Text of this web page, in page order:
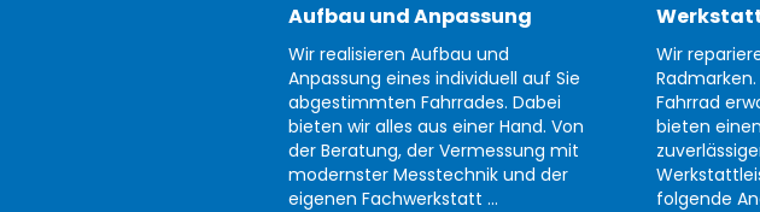
Aufbau und Anpassung
Wir realisieren Aufbau und
Anpassung eines individuell auf Sie
abgestimmten Fahrrades. Dabei
bieten wir alles aus einer Hand. Von
der Beratung, der Vermessung mit
modernster Messtechnik und der
eigenen Fachwerkstatt ...
Wir
Fahrrad
bieten
folgende